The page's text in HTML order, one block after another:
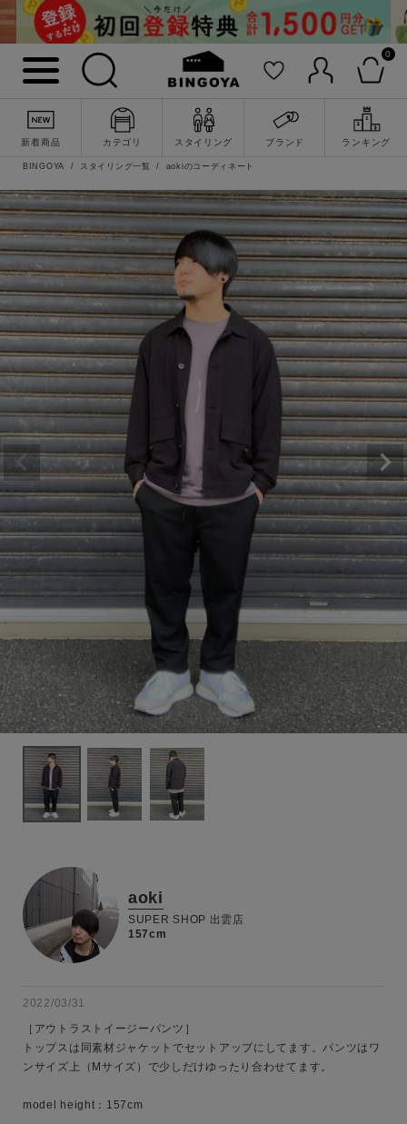
0
新着商品 カテゴリ スタイリング ブランド ランキング
詳細検索
性別
カテゴリ
ブランド
BINGOYA スタイリング一覧 aokiのコーディネート
aoki
SUPER SHOP 出雲店
157cm
2022/03/31
［アウトラストイージーパンツ］
トップスは同素材ジャケットでセットアップにしてます。パンツはワ
ンサイズ上（Mサイズ）で少しだけゆったり合わせてます。
model height：157cm